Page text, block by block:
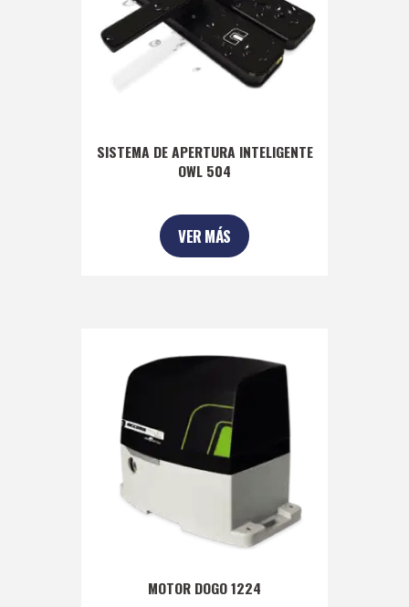
SISTEMA DE APERTURA INTELIGENTE
OWL 504
VER MÁS
MOTOR DOGO 1224